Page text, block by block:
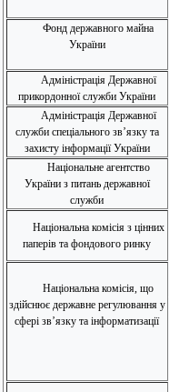
Фонд державного майна
України
Адміністрація Державної
прикордонної служби України
Адміністрація Державної
служби спеціального зв’язку та
захисту інформації України
Національне агентство
України з питань державної
служби
Національна комісія з цінних
паперів та фондового ринку
Національна комісія, що
здійснює державне регулювання у
сфері зв’язку та інформатизації